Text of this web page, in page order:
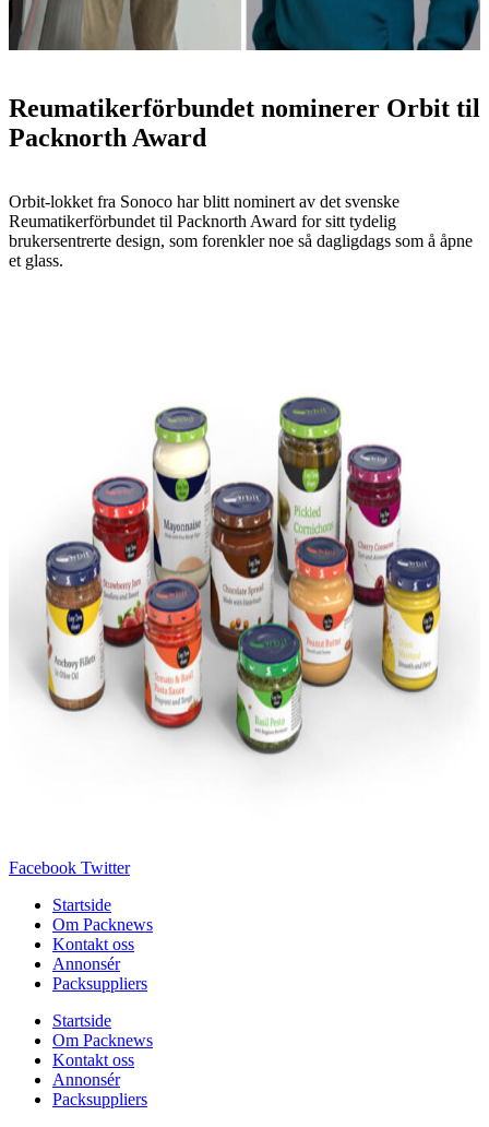
Reumatikerförbundet nominerer Orbit til
Packnorth Award
Orbit-lokket fra Sonoco har blitt nominert av det svenske
Reumatikerförbundet til Packnorth Award for sitt tydelig
brukersentrerte design, som forenkler noe så dagligdags som å åpne
et glass.
Facebook Twitter
Startside
Om Packnews
Kontakt oss
Annonsér
Packsuppliers
Startside
Om Packnews
Kontakt oss
Annonsér
Packsuppliers